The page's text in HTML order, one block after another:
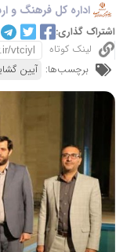
اداره کل فرهنگ و
اشتراک گذاری:
لینک کوتاه
برچسب‌ها: آیین